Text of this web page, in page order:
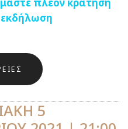
εκδήλωση
5